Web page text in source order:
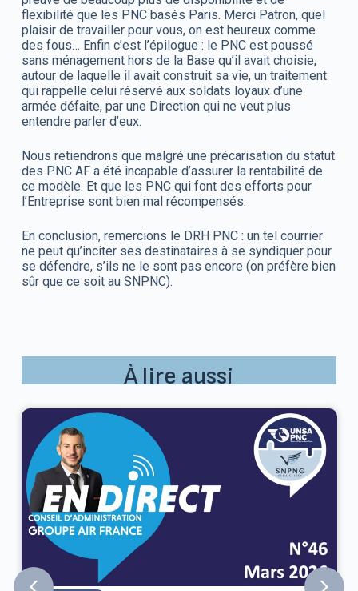
flexibilité que les PNC basés Paris. Merci Patron, quel
plaisir de travailler pour vous, on est heureux comme
des fous… Enfin c’est l’épilogue : le PNC est poussé
sans ménagement hors de la Base qu’il avait choisie,
autour de laquelle il avait construit sa vie, un traitement
qui rappelle celui réservé aux soldats loyaux d’une
armée défaite, par une Direction qui ne veut plus
entendre parler d’eux.
Nous retiendrons que malgré une précarisation du statut
des PNC AF a été incapable d’assurer la rentabilité de
ce modèle. Et que les PNC qui font des efforts pour
l’Entreprise sont bien mal récompensés.
En conclusion, remercions le DRH PNC : un tel courrier
ne peut qu’inciter ses destinataires à se syndiquer pour
se défendre, s’ils ne le sont pas encore (on préfère bien
sûr que ce soit au SNPNC).
À lire aussi